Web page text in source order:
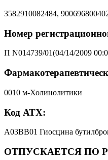
3582910082484,
Номер
П N014739/01(04/14/2009
0010 м-Холинолитики
Код АТХ:
A03BB01 Гиосцина
ОТПУСКАЕТСЯ ПО